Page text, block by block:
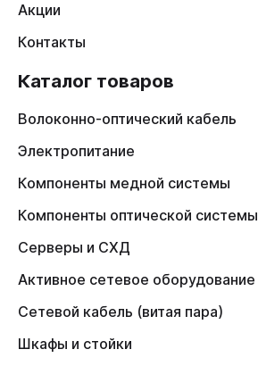
Акции
Контакты
Каталог товаров
Волоконно-оптический кабель
Электропитание
Компоненты медной системы
Компоненты оптической системы
Серверы и СХД
Активное сетевое оборудование
Сетевой кабель (витая пара)
Шкафы и стойки